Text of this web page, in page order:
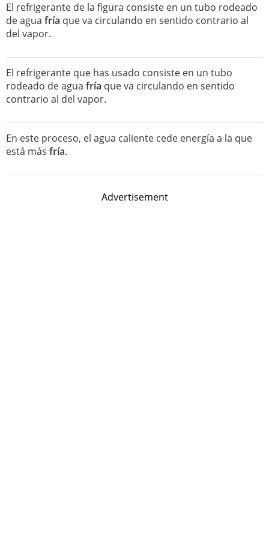
El refrigerante de la figura consiste en un tubo rodeado
de agua fría que va circulando en sentido contrario al
del vapor.
El refrigerante que has usado consiste en un tubo
rodeado de agua fría que va circulando en sentido
contrario al del vapor.
En este proceso, el agua caliente cede energía a la que
está más fría.
Advertisement